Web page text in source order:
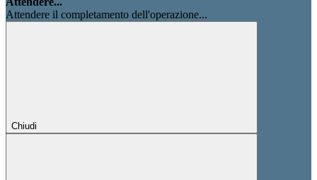
Attendere il completamento dell'operazione...
Chiudi